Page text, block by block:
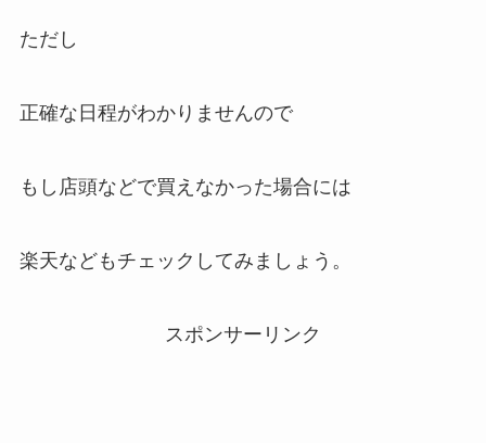
ただし
正確な日程がわかりませんので
もし店頭などで買えなかった場合には
楽天などもチェックしてみましょう。
スポンサーリンク